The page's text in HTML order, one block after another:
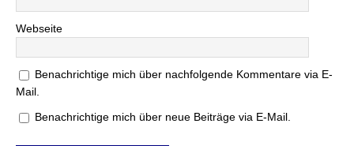
Webseite
Benachrichtige mich über nachfolgende Kommentare via E-
Mail.
Benachrichtige mich über neue Beiträge via E-Mail.